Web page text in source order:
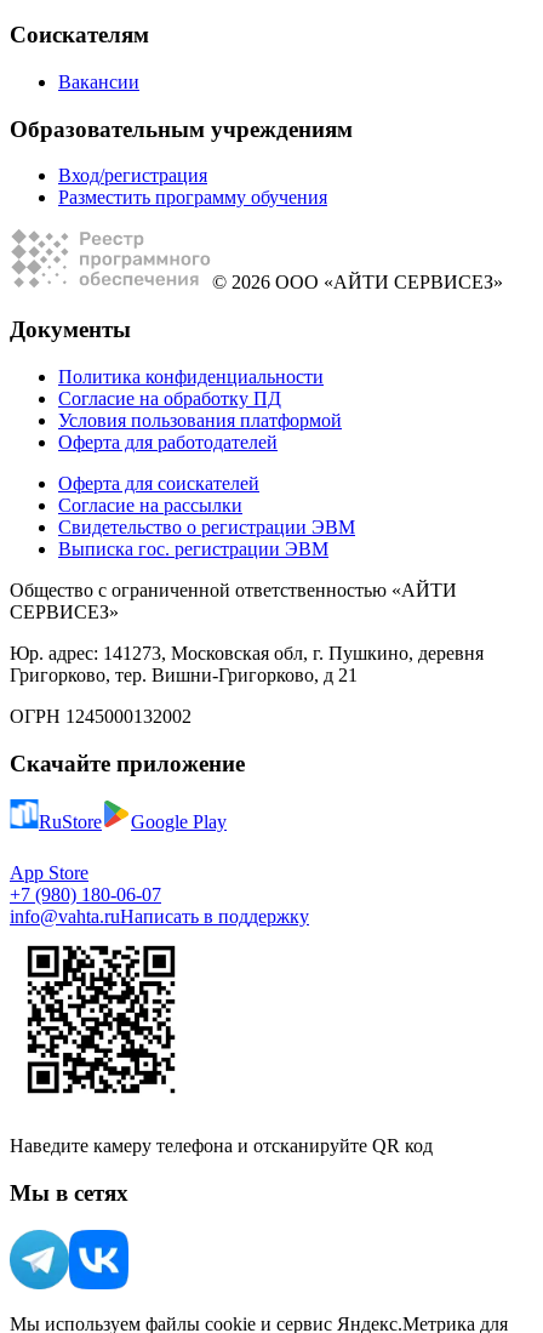
Соискателям
Вакансии
Образовательным учреждениям
Вход/регистрация
Разместить программу обучения
© 2026 ООО «АЙТИ СЕРВИСЕЗ»
Документы
Политика конфиденциальности
Согласие на обработку ПД
Условия пользования платформой
Оферта для работодателей
Оферта для соискателей
Согласие на рассылки
Свидетельство о регистрации ЭВМ
Выписка гос. регистрации ЭВМ
Общество с ограниченной ответственностью «АЙТИ
СЕРВИСЕЗ»
Юр. адрес: 141273, Московская обл, г. Пушкино, деревня
Григорково, тер. Вишни-Григорково, д 21
ОГРН 1245000132002
Скачайте приложение
RuStore Google Play
App Store
+7 (980) 180-06-07
info@vahta.ruНаписать в поддержку
Наведите камеру телефона и отсканируйте QR код
Мы в сетях
Мы используем файлы cookie и сервис Яндекс.Метрика для